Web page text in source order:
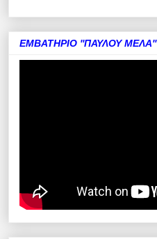
ΕΜΒΑΤΗΡΙΟ ''ΠΑΥΛΟΥ ΜΕΛΑ''